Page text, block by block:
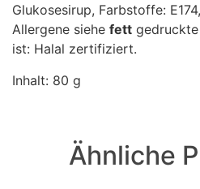
Glukosesirup, Farbstoffe:
Allergene siehe fett
ist: Halal zertifiziert.
Inhalt: 80 g
Ähnliche